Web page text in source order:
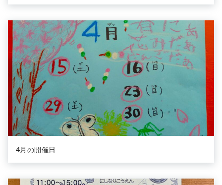
4月の開催日